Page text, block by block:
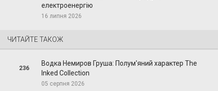
електроенергію
16 липня 2026
ЧИТАЙТЕ ТАКОЖ
236
Водка Немиров Груша: Полум'яний характер The
Inked Collection
05 серпня 2026